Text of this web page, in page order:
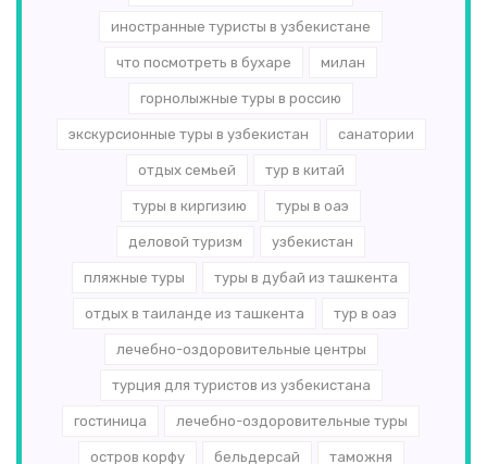
иностранные туристы в узбекистане
что посмотреть в бухаре милан
горнолыжные туры в россию
экскурсионные туры в узбекистан санатории
отдых семьей тур в китай
туры в киргизию туры в оаэ
деловой туризм узбекистан
пляжные туры туры в дубай из ташкента
отдых в таиланде из ташкента тур в оаэ
лечебно-оздоровительные центры
турция для туристов из узбекистана
гостиница лечебно-оздоровительные туры
остров корфу бельдерсай таможня